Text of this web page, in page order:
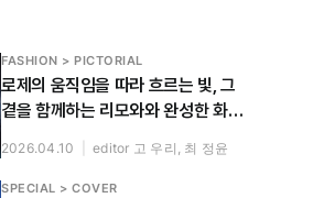
FASHION > PICTORIAL
로제의 움직임을 따라 흐르는 빛, 그
곁을 함께하는 리모와와 완성한 화보
2026.04.10 editor 고 우리, 최 정윤
SPECIAL > COVER